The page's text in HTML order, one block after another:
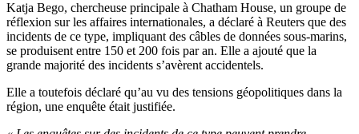
Katja Bego, chercheuse principale à Chatham House, un groupe de
réflexion sur les affaires internationales, a déclaré à Reuters que des
incidents de ce type, impliquant des câbles de données sous-marins,
se produisent entre 150 et 200 fois par an. Elle a ajouté que la
grande majorité des incidents s’avèrent accidentels.
Elle a toutefois déclaré qu’au vu des tensions géopolitiques dans la
région, une enquête était justifiée.